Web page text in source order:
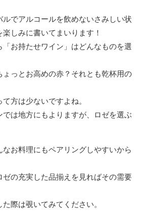
でアルコールを飲めないさみしい状
しみに書いてまいります！
「お持たせワイン」はどんなものを選
ょっとお高めの赤？それとも乾杯用の
て方は少ないですよね。
では地方にもよりますが、ロゼを選ぶ
お料理にもペアリングしやすいから
ゼの充実した品揃えを見ればその需要
際は覗いてみてください。